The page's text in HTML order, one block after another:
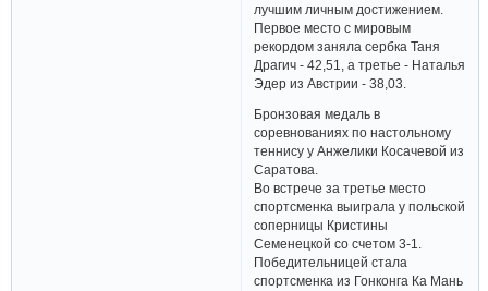
лучшим личным достижением.
Первое место с мировым
рекордом заняла сербка Таня
Драгич - 42,51, а третье - Наталья
Эдер из Австрии - 38,03.
Бронзовая медаль в
соревнованиях по настольному
теннису у Анжелики Косачевой из
Саратова.
Во встрече за третье место
спортсменка выиграла у польской
соперницы Кристины
Семенецкой со счетом 3-1.
Победительницей стала
спортсменка из Гонконга Ка Мань